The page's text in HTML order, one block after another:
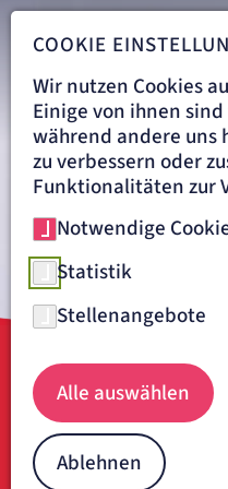
Navigationspfad
ARTEMED KLINIKUM MÜNCHEN SÜD
WIRBELSÄULENCHIRURGIE &
Dr. Dr. Manuel
COOKIE
Wir nutzen Cookies
Einige von ihnen
während andere uns
zu verbessern oder
Funktionalitäten zur
Notwendige
Statistik
Stellenangebote
Alle auswählen
Ablehnen